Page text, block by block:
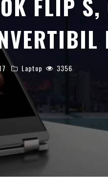
FLIP
Laptop 3356